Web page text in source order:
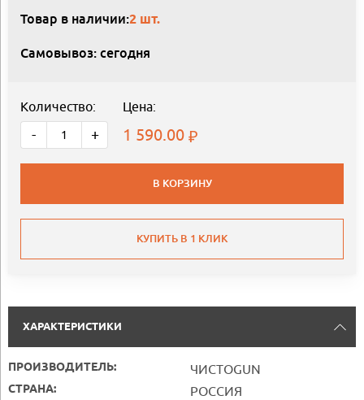
Товар в наличии:2 шт.
Самовывоз: сегодня
Количество:
- +
Цена:
1 590.00
В КОРЗИНУ
КУПИТЬ В 1 КЛИК
ХАРАКТЕРИСТИКИ
ПРОИЗВОДИТЕЛЬ: ЧИСТОGUN
СТРАНА: РОССИЯ